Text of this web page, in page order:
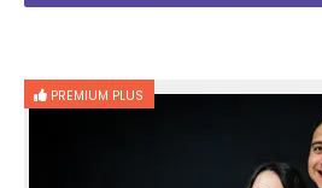
PREMIUM PLUS